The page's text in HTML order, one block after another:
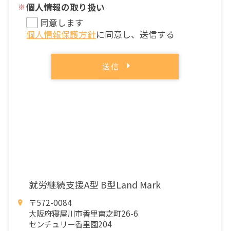
個人情報の取り扱い
同意します
個人情報保護方針に同意し、送信する
就労継続支援A型 B型Land Mark
〒572-0084
大阪府寝屋川市香里南之町26-6
センチュリー香里園204